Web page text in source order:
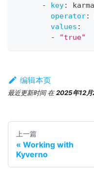
-
key:
operator:
values :
-
"true"
编辑本页
最近更新时间在2025年12月
上一篇
Working with
Kyverno